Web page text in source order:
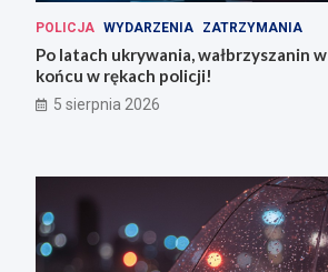
POLICJA WYDARZENIA ZATRZYMANIA
Po latach ukrywania, wałbrzyszanin w
końcu w rękach policji!
5 sierpnia 2026